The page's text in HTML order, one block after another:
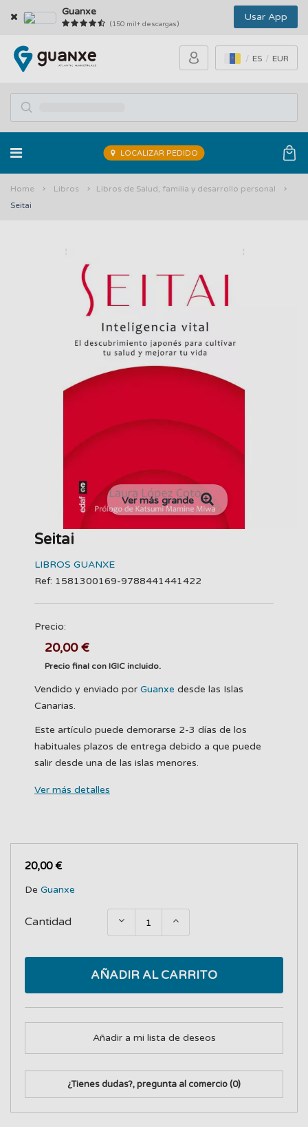
Guanxe
(150 mil+ descargas)
Usar App
ES EUR
LOCALIZAR PEDIDO
Home Libros
Libros de Salud, familia y desarrollo personal
Seitai
Ver más grande
Seitai
LIBROS GUANXE
Ref: 1581300169-9788441441422
Precio:
20,00 €
Precio final con IGIC incluido.
Vendido y enviado por Guanxe desde las Islas
Canarias.
Este artículo puede demorarse 2-3 días de los
habituales plazos de entrega debido a que puede
salir desde una de las islas menores.
Ver más detalles
20,00 €
De Guanxe
Cantidad
AÑADIR AL CARRITO
Añadir a mi lista de deseos
¿Tienes dudas?, pregunta al comercio(0)